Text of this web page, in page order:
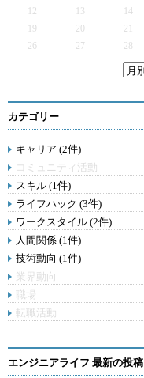
12
13 14
19
20 21
26
27 28
カテゴリー
キャリア (2件)
コミュニティ活動
スキル (1件)
ライフハック (3件)
ワークスタイル (2件)
人間関係 (1件)
技術動向 (1件)
業界動向
職場
転職活動
エンジニアライフ 最新の投稿